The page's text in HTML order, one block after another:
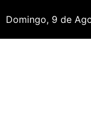
Domingo, 9 de